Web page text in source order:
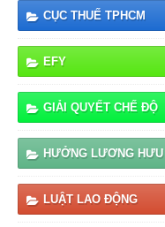
CỤC THUẾ TPHCM
EFY
GIẢI QUYẾT CHẾ ĐỘ
HƯỞNG LƯƠNG HƯU
LUẬT LAO ĐỘNG